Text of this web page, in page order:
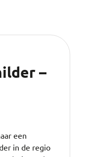
–
een
in de regio